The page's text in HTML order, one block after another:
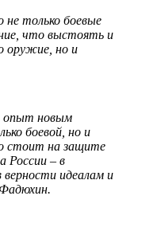
только боевые
что выстоять и
оружие, но и
опыт новым
боевой, но и
стоит на защите
России – в
верности идеалам и